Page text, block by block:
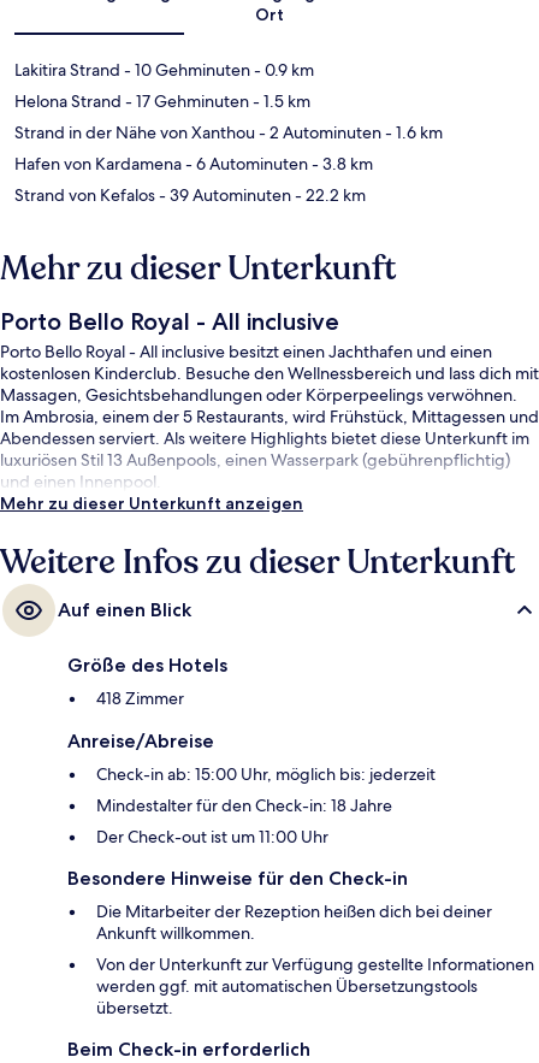
Ort
Lakitira Strand - 10 Gehminuten- 0.9 km
Helona Strand - 17 Gehminuten- 1.5 km
Strand in der Nähe von Xanthou- 2 Autominuten- 1.6 km
Hafen von Kardamena- 6 Autominuten- 3.8 km
Strand von Kefalos- 39 Autominuten- 22.2 km
Mehr zu dieser Unterkunft
Porto Bello Royal - All inclusive
Porto Bello Royal - All inclusive besitzt einen Jachthafen und einen
kostenlosen Kinderclub. Besuche den Wellnessbereich und lass dich mit
Massagen, Gesichtsbehandlungen oder Körperpeelings verwöhnen.
Im Ambrosia, einem der 5 Restaurants, wird Frühstück, Mittagessen und
Abendessen serviert. Als weitere Highlights bietet diese Unterkunft im
luxuriösen Stil 13 Außenpools, einen Wasserpark (gebührenpflichtig)
und einen Innenpool.
Mehr zu dieser Unterkunft anzeigen
Weitere Infos zu dieser Unterkunft
Auf einen Blick
Größe des Hotels
418 Zimmer
Anreise/Abreise
Check-in ab: 15:00 Uhr, möglich bis: jederzeit
Mindestalter für den Check-in: 18 Jahre
Der Check-out ist um 11:00 Uhr
Besondere Hinweise für den Check-in
Die Mitarbeiter der Rezeption heißen dich bei deiner
Ankunft willkommen.
Von der Unterkunft zur Verfügung gestellte Informationen
werden ggf. mit automatischen Übersetzungstools
übersetzt.
Beim Check-in erforderlich